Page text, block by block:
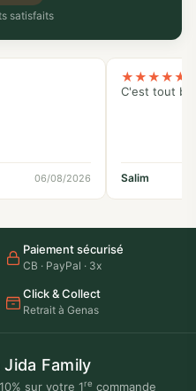
satisfaits
06/08/2026
★★★★★
C'est tout
Salim
Paiement sécurisé
CB · PayPal · 3x
Click & Collect
Retrait à Genas
Family
sur votre 1re commande